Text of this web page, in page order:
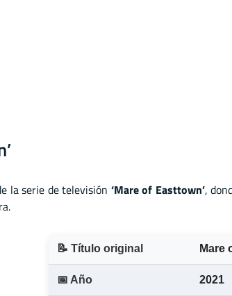
la serie de televisión ‘Mare of Easttown’,
📝 Título original Mare
📅 Año 2021